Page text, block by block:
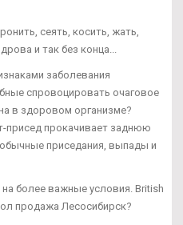
сеять, косить, жать,
и так без конца...
заболевания
спровоцировать очаговое
в здоровом организме?
присед прокачивает заднюю
приседания, выпады и
более важные условия. British
продажа Лесосибирск?